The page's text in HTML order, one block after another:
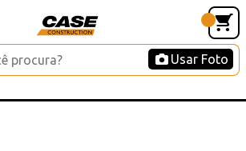
Usar Foto